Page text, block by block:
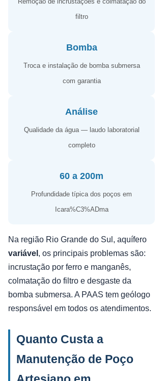
filtro
Bomba
Troca e instalação de bomba submersa
com garantia
Análise
Qualidade da água — laudo laboratorial
completo
60 a 200m
Profundidade típica dos poços em
Icara%C3%ADma
Na região Rio Grande do Sul, aquífero
variável , os principais problemas são:
incrustação por ferro e manganês,
colmatação do filtro e desgaste da
bomba submersa. A PAAS tem geólogo
responsável em todos os atendimentos.
Quanto Custa a
Manutenção de Poço